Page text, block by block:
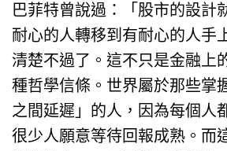
巴菲特曾說過：「股市的設計
耐心的人轉移到有耐心的人手
清楚不過了。這不只是金融上
種哲學信條。世界屬於那些掌
之間延遲」的人，因為每個人
很少人願意等待回報成熟。而